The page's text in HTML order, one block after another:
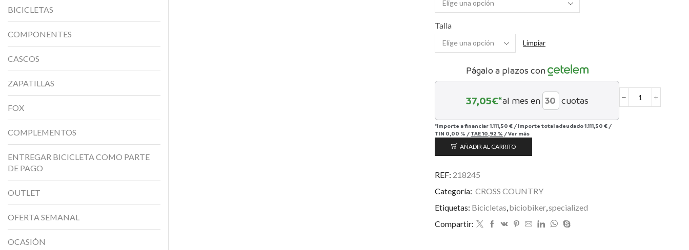
Talla
Limpiar
Págalo a plazos con
37,05€*al mes en cuotas
*Importe a financiar1.111,50 € / Importe total adeudado1.111,50 € /
TIN 0,00 % / TAE10,92 % /Ver más
Rockhopper
AÑADIR AL CARRITO
REF: 218245
Categoría: CROSS COUNTRY
Etiquetas: Bicicletas,biciobiker,specialized
Compartir:
BICICLETAS
COMPONENTES
CASCOS
ZAPATILLAS
FOX
COMPLEMENTOS
ENTREGAR BICICLETA COMO PARTE
DE PAGO
OUTLET
OFERTA SEMANAL
OCASIÓN